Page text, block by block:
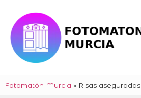
Fotomatón Murcia » Risas aseguradas